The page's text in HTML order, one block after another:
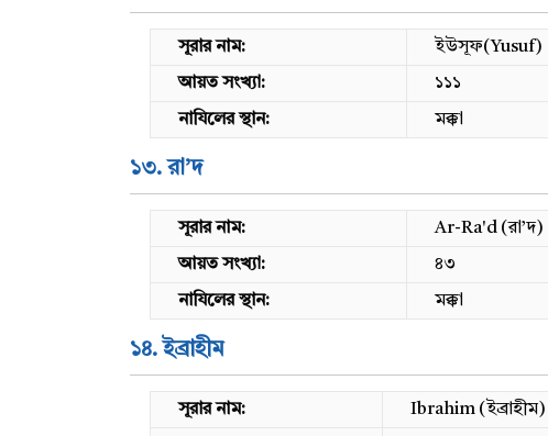
সূরার নাম: ইউসূফ(Yusuf)
আয়ত সংখ্যা: ১১১
নাযিলের স্থান: মক্কা
১৩. রা’দ
সূরার নাম: Ar-Ra'd (রা’দ)
আয়ত সংখ্যা: ৪৩
নাযিলের স্থান: মক্কা
১৪. ইব্রাহীম
সূরার নাম: Ibrahim (ইব্রাহীম)